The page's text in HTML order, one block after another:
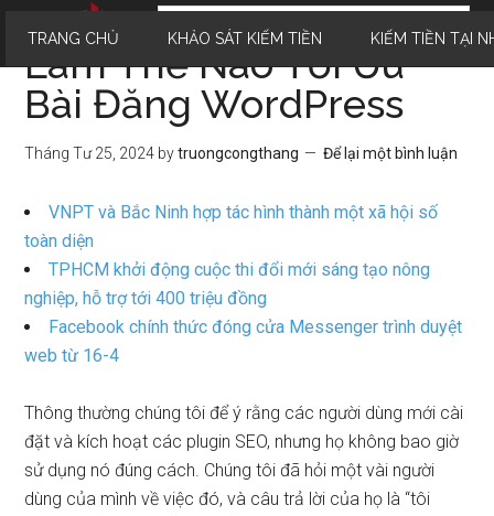
TRANG CHỦ KHẢO SÁT KIẾM TIỀN KIẾM TIỀN TẠI
Làm Thế Nào Tối Ưu
Bài Đăng WordPress
Tháng Tư 25, 2024 bytruongcongthang Để lại một bình luận
VNPT và Bắc Ninh hợp tác hình thành một xã hội số
toàn diện
TPHCM khởi động cuộc thi đổi mới sáng tạo nông
nghiệp, hỗ trợ tới 400 triệu đồng
Facebook chính thức đóng cửa Messenger trình duyệt
web từ 16-4
Thông thường chúng tôi để ý rằng các người dùng mới cài
đặt và kích hoạt các plugin SEO, nhưng họ không bao giờ
sử dụng nó đúng cách. Chúng tôi đã hỏi một vài người
dùng của mình về việc đó, và câu trả lời của họ là “tôi